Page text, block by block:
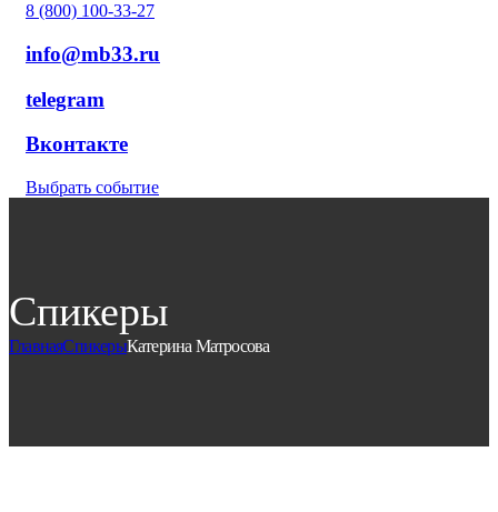
8 (800) 100-33-27
info@mb33.ru
telegram
Вконтакте
Выбрать событие
Спикеры
ГлавнаяСпикерыКатерина Матросова